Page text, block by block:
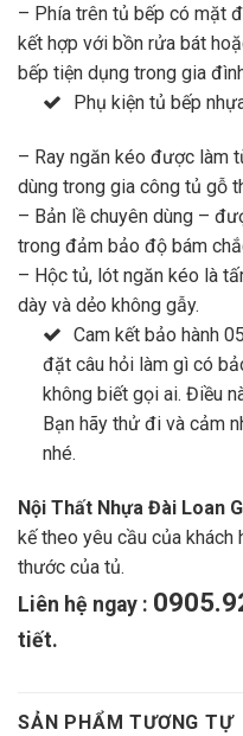
– Phía trên tủ bếp có mặt
kết hợp với bồn rửa bát
bếp tiện dụng trong gia
Phụ kiện tủ bếp
– Ray ngăn kéo được làm
dùng trong gia công tủ gỗ
– Bản lề chuyên dùng –
trong đảm bảo độ bám
– Hộc tủ, lót ngăn kéo là
dày và dẻo không gẫy.
Cam kết bảo hành
đặt câu hỏi làm gì có
không biết gọi ai. Điều
Bạn hãy thử đi và cảm
nhé.
Nội Thất Nhựa Đài Loan
kế theo yêu cầu của khách
thước của tủ.
Liên hệ ngay :
tiết.
SẢN PHẨM TƯƠNG TỰ